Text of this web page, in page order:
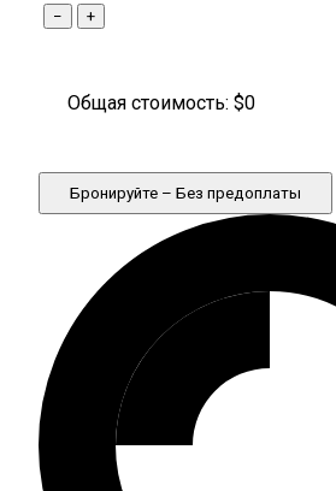
− +
Общая стоимость: $0
Бронируйте – Без предоплаты